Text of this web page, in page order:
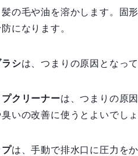
の毛や油を溶かします。固
になります。
シは、つまりの原因となっ
クリーナーは、つまりの原
いの改善に使うとよいでしょ
プは、手動で排水口に圧力を